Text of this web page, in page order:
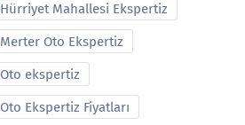
Hürriyet Mahallesi Ekspertiz
Merter Oto Ekspertiz
Oto ekspertiz
Oto Ekspertiz Fiyatları